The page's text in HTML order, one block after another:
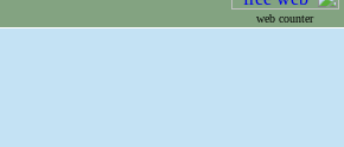
web counter